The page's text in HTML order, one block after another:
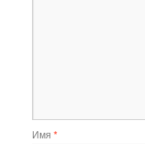
Имя *